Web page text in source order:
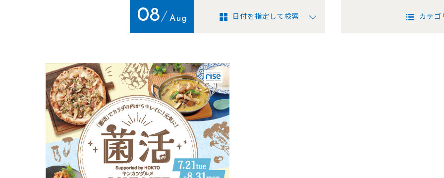
08 Aug 日付を指定して検索 カテゴ